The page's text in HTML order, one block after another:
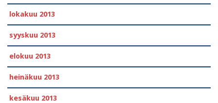
lokakuu 2013
syyskuu 2013
elokuu 2013
heinäkuu 2013
kesäkuu 2013